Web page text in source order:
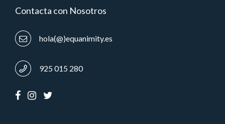
Contacta con Nosotros
hola(@)equanimity.es
925 015 280